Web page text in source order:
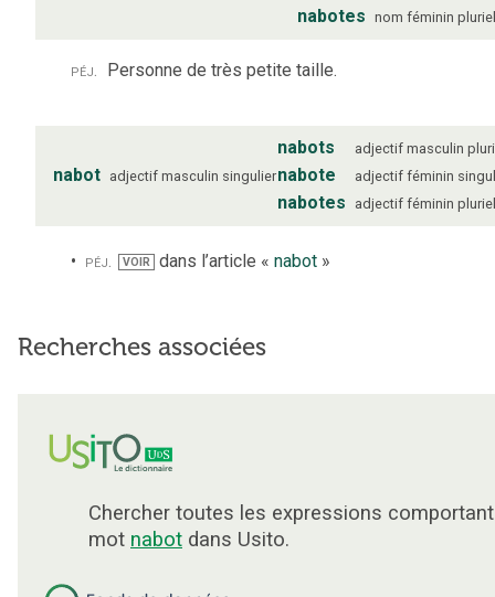
nabotes nom féminin
péj. Personne de très petite taille.
nabot adjectif masculin singulier
nabots adjectif masculin
nabote adjectif féminin
nabotes adjectif féminin
péj. VOIR dans l’article « nabot»
Recherches associées
Chercher toutes les expressions
mot nabot dans Usito.